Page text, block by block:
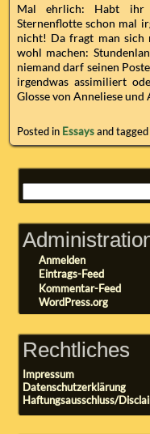
Mal ehrlich: Habt ihr
Sternenflotte schon mal
nicht! Da fragt man sich
wohl machen:
niemand darf seinen
irgendwas assimiliert
Glosse von Anneliese
Posted in Essaysand tagged
Anmelden
Eintrags-Feed
Kommentar-Feed
WordPress.org
Rechtliches
Impressum
Datenschutzerklärung
Haftungsausschluss/